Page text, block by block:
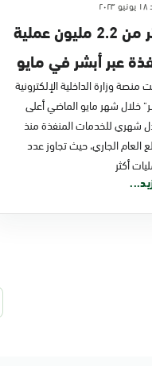
أكثر من 2.2 مليون عملية
عبر أبشر في مايو
وزارة الداخلية الإلكترونية
خلال شهر مايو الماضي أعلى
شهري للخدمات المنفذة منذ
العام الجاري، حيث تجاوز عدد
أكثر